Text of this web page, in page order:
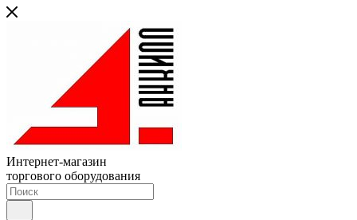
Интернет-магазин
торгового оборудования